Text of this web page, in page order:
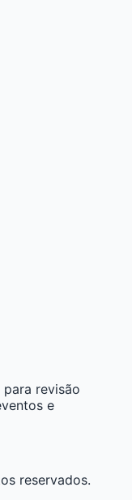
revisão
e
reservados.